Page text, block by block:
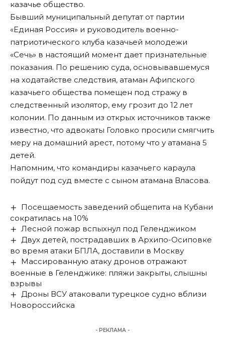
казачье общество.
Бывший муниципальный депутат от партии
«Единая Россия» и руководитель военно-
патриотического клуба казачьей молодежи
«Сечь» в настоящий момент дает признательные
показания. По решению суда, основывавшемуся
на ходатайстве следствия, атаман Афипского
казачьего общества помещен под стражу в
следственный изолятор, ему грозит до 12 лет
колонии. По данным из открых источников также
известно, что адвокаты Головко просили смягчить
меру на домашний арест, потому что у атамана 5
детей.
Напомним, что командиры казачьего караула
пойдут под суд вместе с сыном атамана Власова.
Посещаемость заведений общепита на Кубани
сократилась на 10%
Лесной пожар вспыхнул под Геленджиком
Двух детей, пострадавших в Архипо-Осиповке
во время атаки БПЛА, доставили в Москву
Массированную атаку дронов отражают
военные в Геленджике: пляжи закрыты, слышны
взрывы
Дроны ВСУ атаковали турецкое судно вблизи
Новороссийска
- РЕКЛАМА -